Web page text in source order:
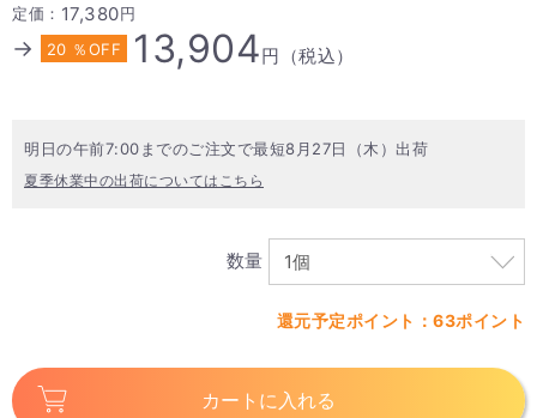
定価： 17,380円
→ 20 ％OFF 13,904円（税込）
明日の午前7:00までのご注文で最短8月27日（木）出荷
夏季休業中の出荷についてはこちら
数量
還元予定ポイント：63ポイント
カートに入れる